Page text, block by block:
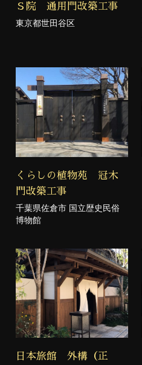
Ｓ院 通用門改築工事
東京都世田谷区
くらしの植物苑 冠木
門改築工事
千葉県佐倉市 国立歴史民俗
博物館
日本旅館 外構（正